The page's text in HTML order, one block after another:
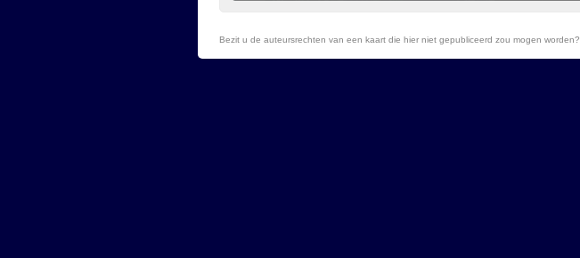
Bezit u de auteursrechten van een kaart die hier niet gepubliceerd zou mogen worden?